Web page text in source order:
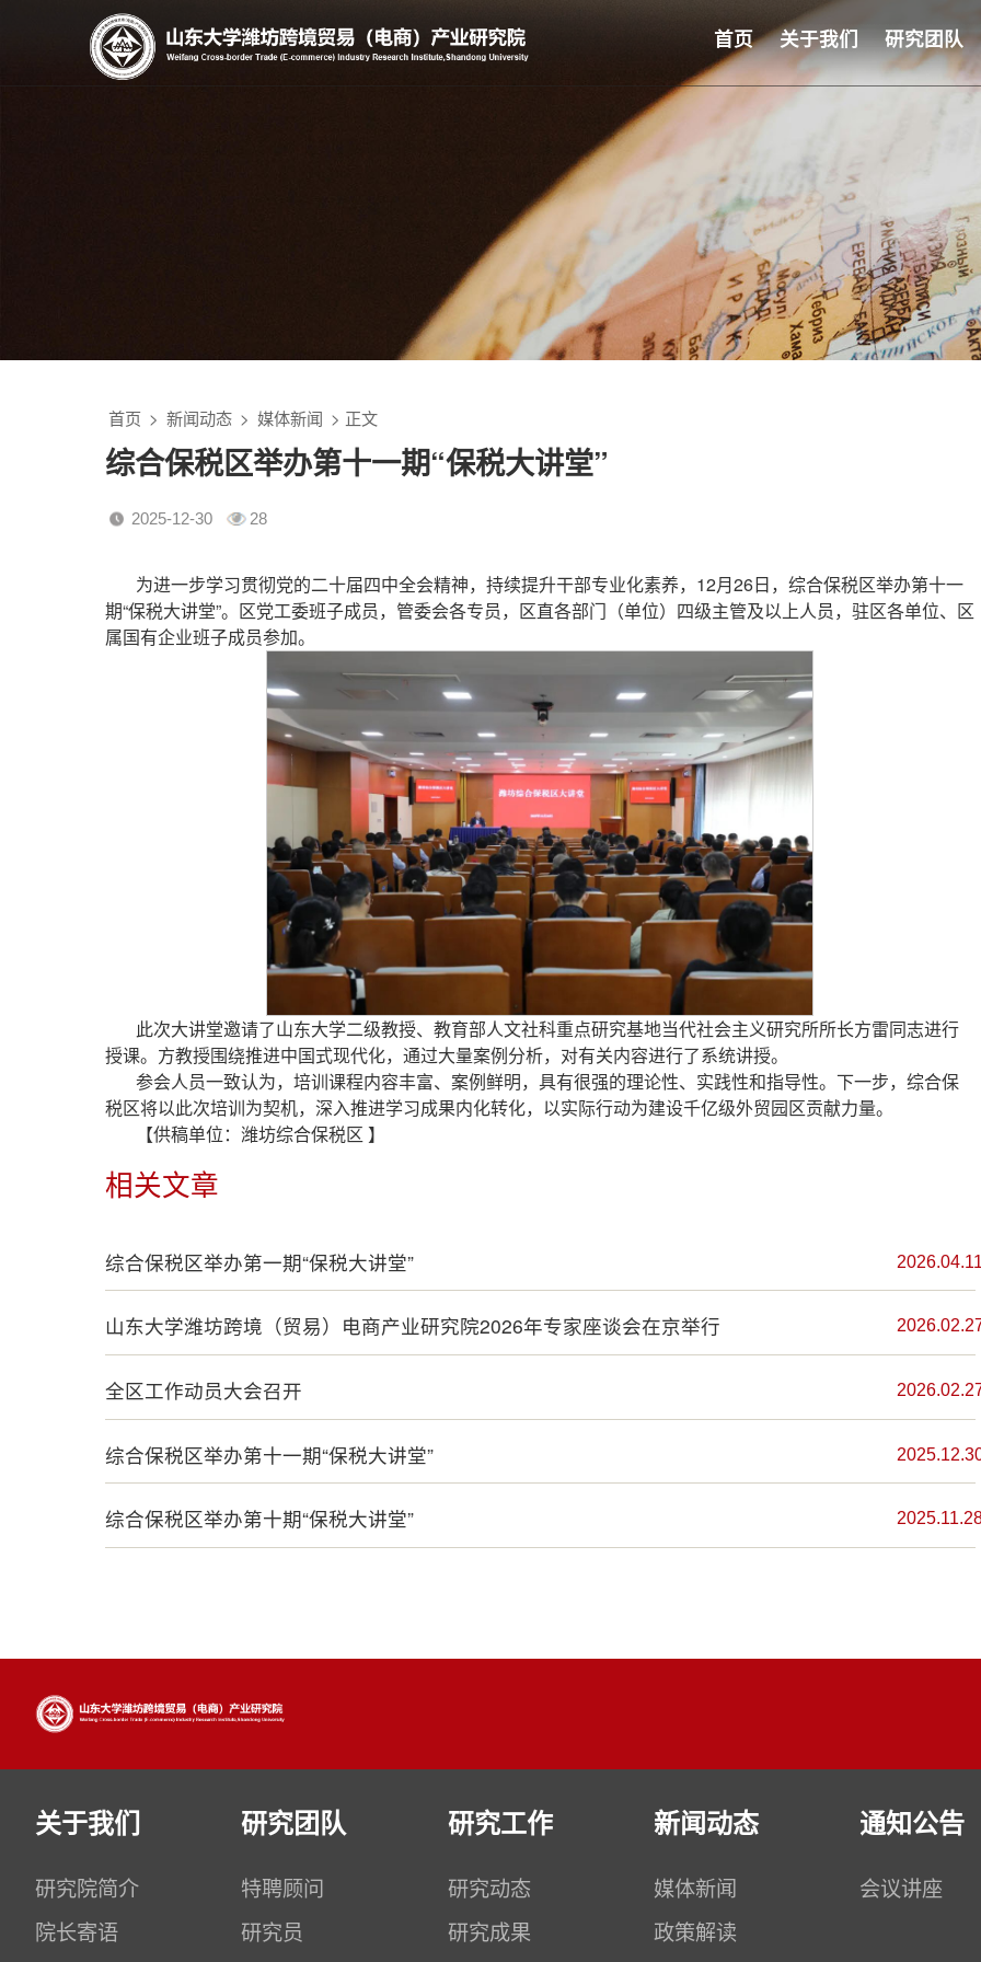
首页 关于我们 研究团队
首页 > 新闻动态 > 媒体新闻 > 正文
综合保税区举办第十一期“保税大讲堂”
2025-12-30 28
为进一步学习贯彻党的二十届四中全会精神，持续提升干部专业化素养，12月26日，综合保税区举办第十一
期“保税大讲堂”。区党工委班子成员，管委会各专员，区直各部门（单位）四级主管及以上人员，驻区各单位、区
属国有企业班子成员参加。
此次大讲堂邀请了山东大学二级教授、教育部人文社科重点研究基地当代社会主义研究所所长方雷同志进行
授课。方教授围绕推进中国式现代化，通过大量案例分析，对有关内容进行了系统讲授。
参会人员一致认为，培训课程内容丰富、案例鲜明，具有很强的理论性、实践性和指导性。下一步，综合保
税区将以此次培训为契机，深入推进学习成果内化转化，以实际行动为建设千亿级外贸园区贡献力量。
【供稿单位：潍坊综合保税区 】
相关文章
综合保税区举办第一期“保税大讲堂” 2026.04.11
山东大学潍坊跨境（贸易）电商产业研究院2026年专家座谈会在京举行
全区工作动员大会召开
综合保税区举办第十一期“保税大讲堂”
综合保税区举办第十期“保税大讲堂”
关于我们
研究院简介
院长寄语
研究团队
特聘顾问
研究员
研究工作
研究动态
研究成果
新闻动态
媒体新闻
政策解读
通知公告
会议讲座